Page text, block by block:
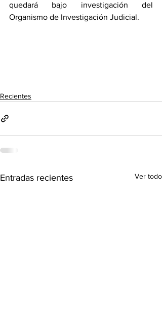
quedará bajo investigación del
Organismo de Investigación Judicial.
Recientes
Entradas recientes Ver todo